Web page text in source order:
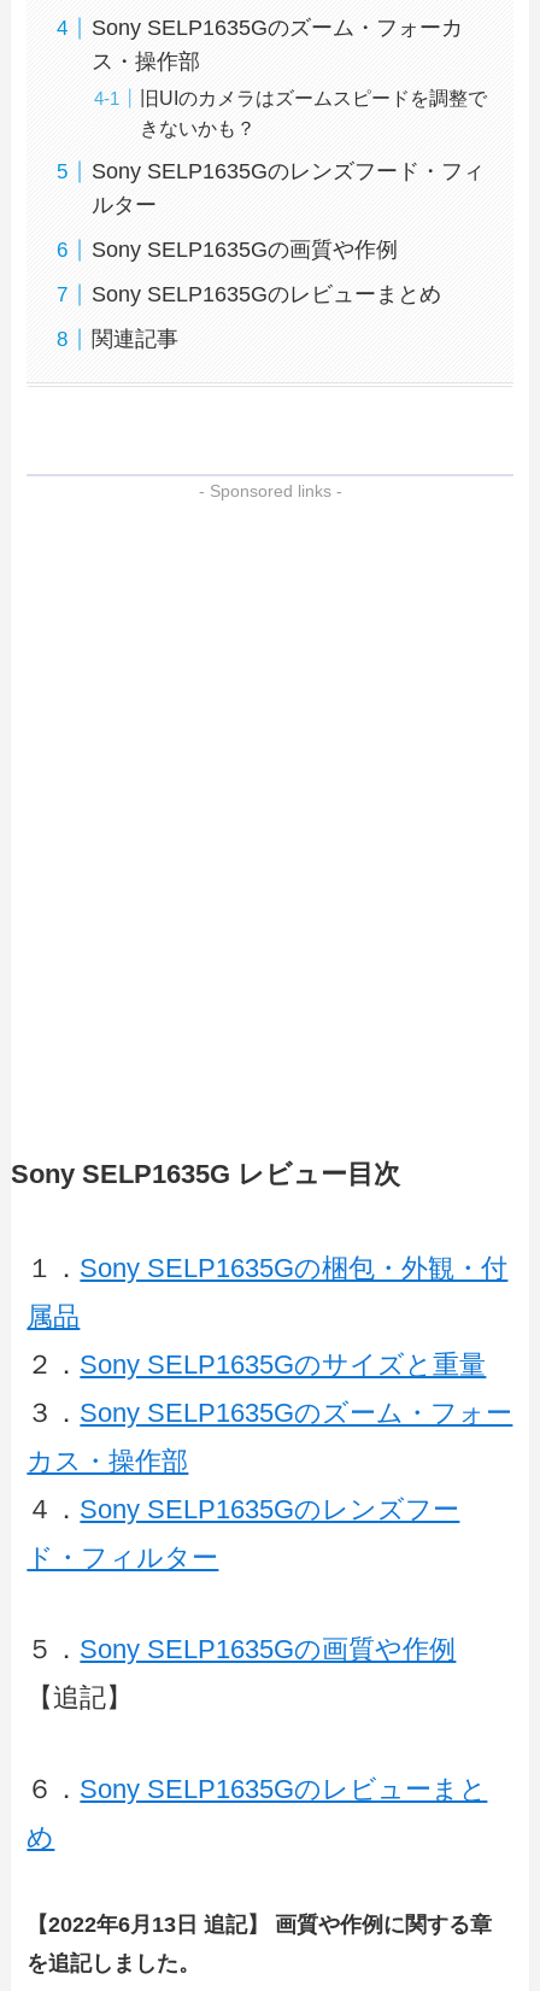
Sony SELP1635Gのズーム・フォーカ
ス・操作部
旧UIのカメラはズームスピードを調整で
きないかも？
Sony SELP1635Gのレンズフード・フィ
ルター
Sony SELP1635Gの画質や作例
Sony SELP1635Gのレビューまとめ
関連記事
- Sponsored links -
Sony SELP1635G レビュー目次
１． Sony SELP1635Gの梱包・外観・付
属品
２． Sony SELP1635Gのサイズと重量
３． Sony SELP1635Gのズーム・フォー
カス・操作部
４． Sony SELP1635Gのレンズフー
ド・フィルター
５． Sony SELP1635Gの画質や作例
【追記】
６． Sony SELP1635Gのレビューまと
め
【2022年6月13日 追記】 画質や作例に関する章
を追記しました。